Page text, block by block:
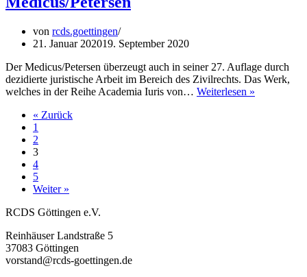
von rcds.goettingen
21. Januar 202019. September 2020
Der Medicus/Petersen überzeugt auch in seiner 27. Auflage durch
dezidierte juristische Arbeit im Bereich des Zivilrechts. Das Werk,
welches in der Reihe Academia Iuris von… Weiterlesen »
« Zurück
1
2
3
4
5
Weiter »
RCDS Göttingen e.V.
Reinhäuser Landstraße 5
37083 Göttingen
vorstand@rcds-goettingen.de